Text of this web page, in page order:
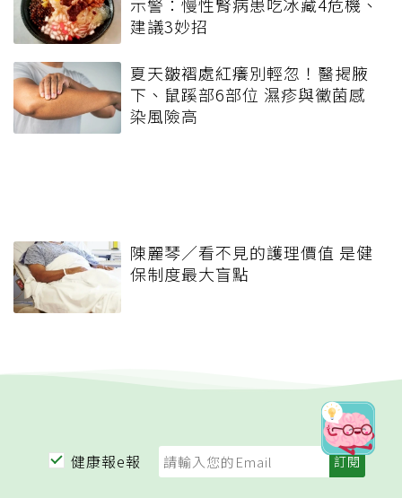
建議3妙招
夏天皺褶處紅癢別輕忽！醫揭腋
下、鼠蹊部6部位 濕疹與黴菌感
染風險高
陳麗琴／看不見的護理價值 是健
保制度最大盲點
健康報e報